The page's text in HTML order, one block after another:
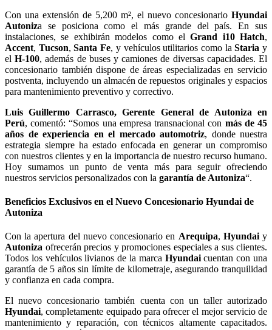
Con una extensión de 5,200 m², el nuevo concesionario Hyundai
Autoniza se posiciona como el más grande del país. En sus
instalaciones, se exhibirán modelos como elGrand i10 Hatch,
Accent, Tucson,Santa Fe, y vehículos utilitarios como laStaria y
elH-100, además de buses y camiones de diversas capacidades. El
concesionario también dispone de áreas especializadas en servicio
postventa, incluyendo un almacén de repuestos originales y espacios
para mantenimiento preventivo y correctivo.
Luis Guillermo Carrasco, Gerente General de Autoniza en
Perú, comentó: “Somos una empresa transnacional con más de 45
años de experiencia en el mercado automotriz, donde nuestra
estrategia siempre ha estado enfocada en generar un compromiso
con nuestros clientes y en la importancia de nuestro recurso humano.
Hoy sumamos un punto de venta más para seguir ofreciendo
nuestros servicios personalizados con la garantía de Autoniza“.
Beneficios Exclusivos en el Nuevo Concesionario Hyundai de
Autoniza
Con la apertura del nuevo concesionario en Arequipa, Hyundaiy
Autoniza ofrecerán precios y promociones especiales a sus clientes.
Todos los vehículos livianos de la marca Hyundaicuentan con una
garantía de 5 años sin límite de kilometraje, asegurando tranquilidad
y confianza en cada compra.
El nuevo concesionario también cuenta con un taller autorizado
Hyundai, completamente equipado para ofrecer el mejor servicio de
mantenimiento y reparación, con técnicos altamente capacitados.